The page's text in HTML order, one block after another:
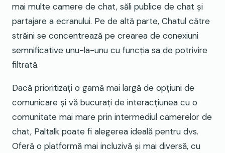
mai multe camere de chat, săli publice de chat și
partajare a ecranului. Pe de altă parte, Chatul către
străini se concentrează pe crearea de conexiuni
semnificative unu-la-unu cu funcția sa de potrivire
filtrată.
Dacă prioritizați o gamă mai largă de opțiuni de
comunicare și vă bucurați de interacțiunea cu o
comunitate mai mare prin intermediul camerelor de
chat, Paltalk poate fi alegerea ideală pentru dvs.
Oferă o platformă mai incluzivă și mai diversă, cu